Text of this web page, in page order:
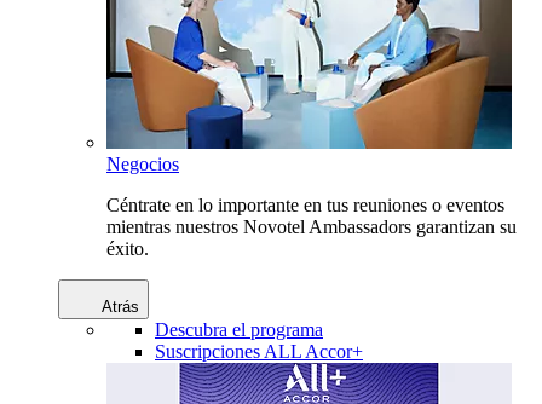
Negocios
Céntrate en lo importante en tus reuniones o eventos
mientras nuestros Novotel Ambassadors garantizan su
éxito.
Atrás
Descubra el programa
Suscripciones ALL Accor+